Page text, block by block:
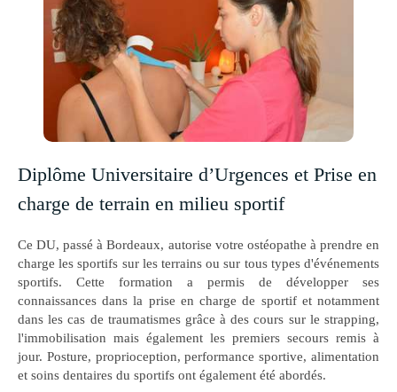
Diplôme Universitaire d’Urgences et Prise en
charge de terrain en milieu sportif
Ce DU, passé à Bordeaux, autorise votre ostéopathe à prendre en
charge les sportifs sur les terrains ou sur tous types d'événements
sportifs. Cette formation a permis de développer ses
connaissances dans la prise en charge de sportif et notamment
dans les cas de traumatismes grâce à des cours sur le strapping,
l'immobilisation mais également les premiers secours remis à
jour. Posture, proprioception, performance sportive, alimentation
et soins dentaires du sportifs ont également été abordés.